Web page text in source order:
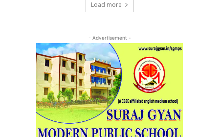
Load more
- Advertisement -